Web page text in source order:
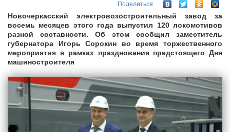
Поделиться
Новочеркасский электровозостроительный завод за
восемь месяцев этого года выпустил 120 локомотивов
разной составности. Об этом сообщил заместитель
губернатора Игорь Сорокин во время торжественного
мероприятия в рамках празднования предстоящего Дня
машиностроителя